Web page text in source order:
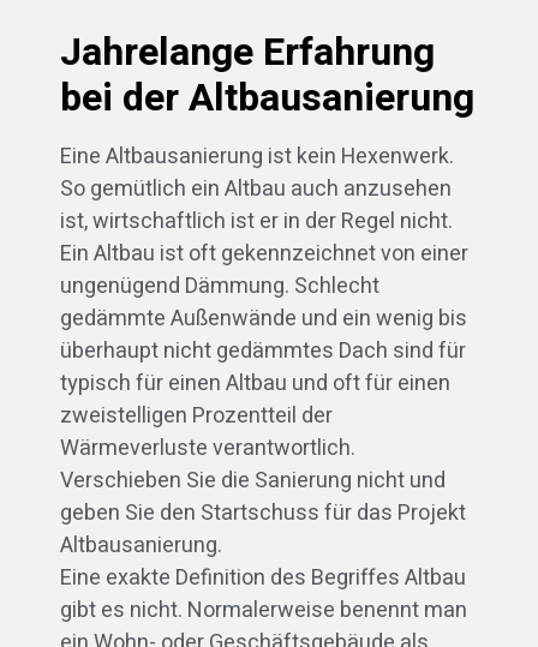
Jahrelange Erfahrung
bei der Altbausanierung
Eine Altbausanierung ist kein Hexenwerk.
So gemütlich ein Altbau auch anzusehen
ist, wirtschaftlich ist er in der Regel nicht.
Ein Altbau ist oft gekennzeichnet von einer
ungenügend Dämmung. Schlecht
gedämmte Außenwände und ein wenig bis
überhaupt nicht gedämmtes Dach sind für
typisch für einen Altbau und oft für einen
zweistelligen Prozentteil der
Wärmeverluste verantwortlich.
Verschieben Sie die Sanierung nicht und
geben Sie den Startschuss für das Projekt
Altbausanierung.
Eine exakte Definition des Begriffes Altbau
gibt es nicht. Normalerweise benennt man